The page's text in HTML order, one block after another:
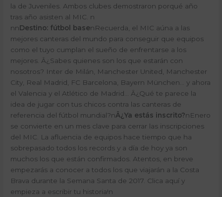
la de Juveniles. Ambos clubes demostraron porqué año
tras año asisten al MIC. n
nnDestino: fútbol basenRecuerda, el MIC aúna a las
mejores canteras del mundo para conseguir que equipos
como el tuyo cumplan el sueño de enfrentarse a los
mejores. Â¿Sabes quienes son los que estarán con
nosotros? Inter de Milán, Manchester United, Manchester
City, Real Madrid, FC Barcelona, Bayern München… y ahora
el Valencia y el Atlético de Madrid… Â¿Qué te parece la
idea de jugar con tus chicos contra las canteras de
referencia del fútbol mundial?nÂ¿Ya estás inscrito?nEnero
se convierte en un mes clave para cerrar las inscripciones
del MIC. La afluencia de equipos hace tiempo que ha
sobrepasado todos los records y a día de hoy ya son
muchos los que están confirmados. Atentos, en breve
empezarás a conocer a todos los que viajarán a la Costa
Brava durante la Semana Santa de 2017. Clica aquí y
empieza a escribir tu historia!n